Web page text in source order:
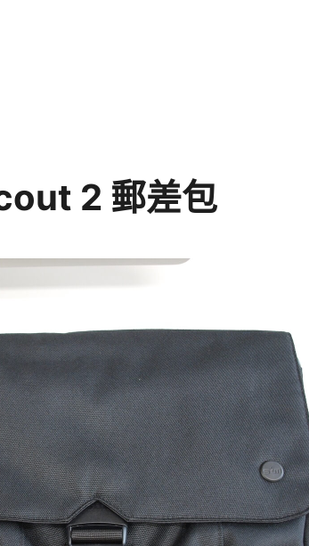
2 郵差包